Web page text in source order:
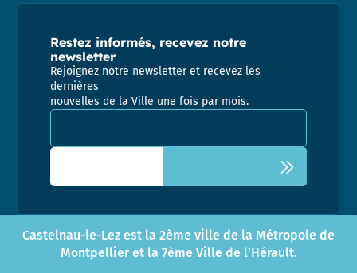
Restez informés, recevez notre
newsletter
Rejoignez notre newsletter et recevez les
dernières
nouvelles de la Ville une fois par mois.
Adresse email pour la newsletter
Castelnau-le-Lez est la 2ème ville de la Métropole de
Montpellier et la 7ème Ville de l’Hérault.